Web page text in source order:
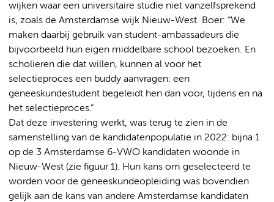
wijken waar een universitaire studie niet vanzelfsprekend
is, zoals de Amsterdamse wijk Nieuw-West. Boer: “We
maken daarbij gebruik van student-ambassadeurs die
bijvoorbeeld hun eigen middelbare school bezoeken. En
scholieren die dat willen, kunnen al voor het
selectieproces een buddy aanvragen: een
geneeskundestudent begeleidt hen dan voor, tijdens en na
het selectieproces.”
Dat deze investering werkt, was terug te zien in de
samenstelling van de kandidatenpopulatie in 2022: bijna 1
op de 3 Amsterdamse 6-VWO kandidaten woonde in
Nieuw-West (zie figuur 1). Hun kans om geselecteerd te
worden voor de geneeskundeopleiding was bovendien
gelijk aan de kans van andere Amsterdamse kandidaten